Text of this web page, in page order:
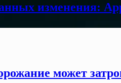
изменения:
может